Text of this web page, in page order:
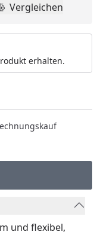
Produkt
Vergleichen
erhalten.
und flexibel,